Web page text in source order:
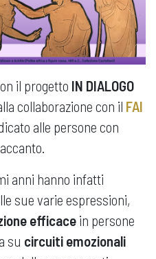
il progetto IN DIALOGO
collaborazione con il FAI
alle persone con
anni hanno infatti
sue varie espressioni,
efficacein persone
su circuiti emozionali